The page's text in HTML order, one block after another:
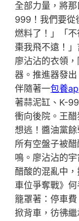
全部力量，將
999！我們要從
燃料了！」「
棗我飛不遠！
廖沾沾的衣領
器。推進器發
伴隨著一包養
著蒜泥缸、K-
衝向後院。王
想逃！醬油黨
所有空盤子被
鳴。廖沾沾的
醋酸的混亂中
車位爭奪戰》
籠罩著：停車
掀背車，彷彿